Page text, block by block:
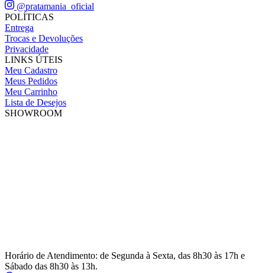
@pratamania_oficial
POLÍTICAS
Entrega
Trocas e Devoluções
Privacidade
LINKS ÚTEIS
Meu Cadastro
Meus Pedidos
Meu Carrinho
Lista de Desejos
SHOWROOM
Horário de Atendimento: de Segunda à Sexta, das 8h30 às 17h e
Sábado das 8h30 às 13h.